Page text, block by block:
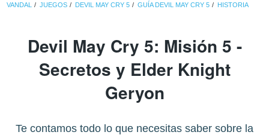
VANDAL JUEGOS DEVIL MAY CRY 5 GUÍA DEVIL MAY CRY 5 HISTORIA
Devil May Cry 5: Misión 5 -
Secretos y Elder Knight
Geryon
Te contamos todo lo que necesitas saber sobre la